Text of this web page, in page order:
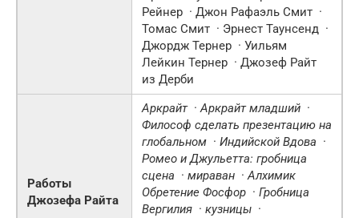
Рейнер · Джон Рафаэль Смит ·
Томас Смит · Эрнест Таунсенд ·
Джордж Тернер · Уильям
Лейкин Тернер · Джозеф Райт
из Дерби
Работы
Джозефа Райта
Аркрайт·Аркрайт младший ·
Философ сделать презентацию на
глобальном · Индийской Вдова ·
Ромео и Джульетта: гробница
сцена · мираван ·Алхимик
Обретение Фосфор · Гробница
Вергилия · кузницы ·